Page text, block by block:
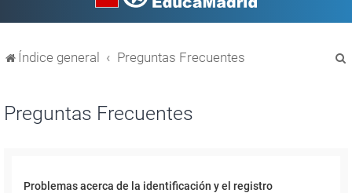
Índice general Preguntas Frecuentes
Preguntas Frecuentes
Problemas acerca de la identificación y el registro